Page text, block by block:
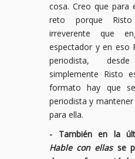
cosa. Creo que para
reto porque
irreverente que
espectador y en eso
periodista,
simplemente Risto
formato hay que
periodista y
para ella.
- También en la
Hable con ellasse